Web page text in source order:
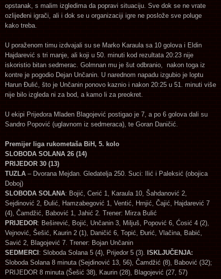
opstanak, s malim izgledima da popravi situaciju. Sve dok se ne vrate
ozlijeđeni igrači, ali i dok se u organizaciji igre ne poslože sve poluge
kako treba.
U poraženom timu izdvajali su se Marko Karaula sa 10 golova i Eldin
Hajdarević s tri manje, ali koji u 50. minuti kod rezultata 20:23 nije
iskoristio bitan sedmerac. Golmnan mu je šut odbranio, nakon toga iz
kontre je pogodio Dejan Unčanin. U narednom napadu izgubio je loptu
Harun Đulić, što je Unčanin ponovo kaznio i nakon 20:25 u 51. minuti više
nije bilo izgleda ni za bod, a kamo li za preokret.
U ekipi Prijedora Mladen Blagojević postigao je 7, a po 6 golova dali su
Sandro Popović (uglavnom iz sedmeraca), te Goran Daničić.
Premijer liga rukometaša BiH, 5. kolo
SLOBODA SOLANA 26 (14)
PRIJEDOR 30 (13)
TUZLA – Dvorana Mejdan. Gledatelja 250. Suci: Ilić i Paleksić (obojica
Doboj)
SLOBODA SOLANA: Bojić, Cerić 1, Karaula 10, Šahdanović 2,
Sejdinović 2, Đulić, Hamzabegović 1, Ventić, Hrnjić, Čajić, Hajdarević 7
(4), Čamdžić, Babović 1, Jahić 2. Trener: Mirza Bulić
PRIJEDOR: Beširević, Bojić, Unčanin 3, Miljuš, Popović 6, Ćosić 4 (2),
Vejnović, Šešić, Kaurin 2 (1), Daničić 6, Topić, Đurić, Vlačina, Babić,
Savić 2, Blagojević 7. Trener: Bojan Unčanin
SEDMERCI: Sloboda Solana 5 (4), Prijedor 5 (3). ISKLJUČENJA:
Sloboda Solana 8 minuta (Sejdinović 13, 56), Čamdžić (8), Babović (32);
PRIJEDOR 8 minuta (Šešić 38), Kaurin (28), Blagojević (27, 57)